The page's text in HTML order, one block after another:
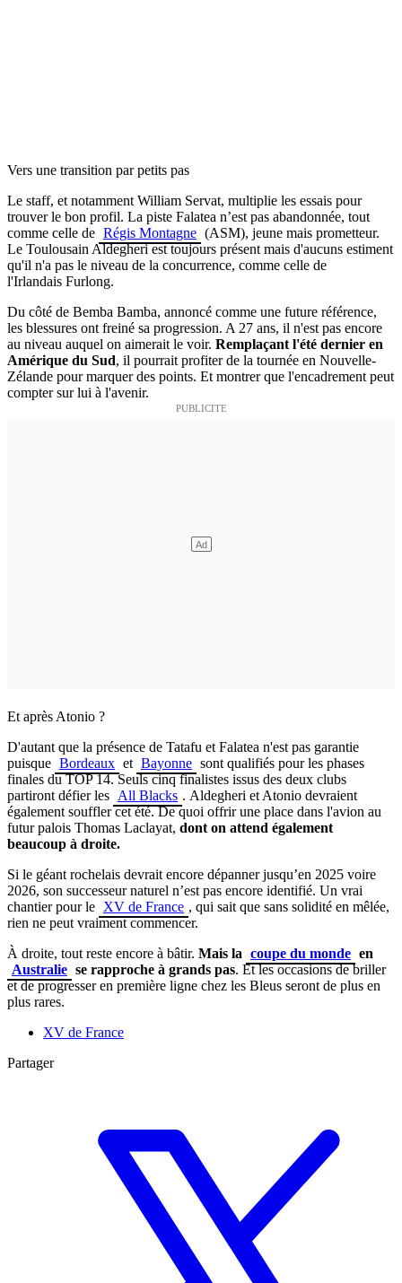
Vers une transition par petits pas
Le staff, et notamment William Servat, multiplie les essais pour
trouver le bon profil. La piste Falatea n’est pas abandonnée, tout
comme celle de Régis Montagne (ASM), jeune mais prometteur.
Le Toulousain Aldegheri est toujours présent mais d'aucuns estiment
qu'il n'a pas le niveau de la concurrence, comme celle de
l'Irlandais Furlong.
Du côté de Bemba Bamba, annoncé comme une future référence,
les blessures ont freiné sa progression. A 27 ans, il n'est pas encore
au niveau auquel on aimerait le voir. Remplaçant l'été dernier en
Amérique du Sud, il pourrait profiter de la tournée en Nouvelle-
Zélande pour marquer des points. Et montrer que l'encadrement peut
compter sur lui à l'avenir.
Et après Atonio ?
D'autant que la présence de Tatafu et Falatea n'est pas garantie
puisque Bordeaux et Bayonne sont qualifiés pour les phases
finales du TOP 14. Seuls cinq finalistes issus des deux clubs
partiront défier les All Blacks . Aldegheri et Atonio devraient
également souffler cet été. De quoi offrir une place dans l'avion au
futur palois Thomas Laclayat, dont on attend également
beaucoup à droite.
Si le géant rochelais devrait encore dépanner jusqu’en 2025 voire
2026, son successeur naturel n’est pas encore identifié. Un vrai
chantier pour le XV de France , qui sait que sans solidité en mêlée,
rien ne peut vraiment commencer.
À droite, tout reste encore à bâtir. Mais la coupe du monde en
Australie se rapproche à grands pas. Et les occasions de briller
et de progresser en première ligne chez les Bleus seront de plus en
plus rares.
XV de France
Partager